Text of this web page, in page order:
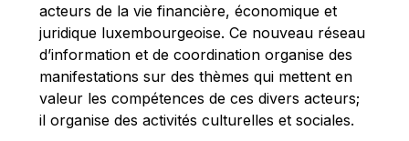
Mireille Delmas-Marty
Nobuo Tanaka
Otmar Issing
Paolo Mengozzi
Paschal Donohoe
acteurs de la vie financière, économique et
juridique luxembourgeoise. Ce nouveau réseau
d’information et de coordination organise des
manifestations sur des thèmes qui mettent en
valeur les compétences de ces divers acteurs;
il organise des activités culturelles et sociales.